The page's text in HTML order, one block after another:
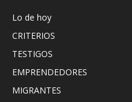
Lo de hoy
CRITERIOS
TESTIGOS
EMPRENDEDORES
MIGRANTES